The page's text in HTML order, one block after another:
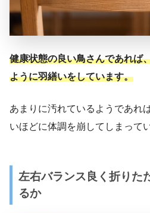
健康状態の良い鳥さんであれば
ように羽繕いをしています。
あまりに汚れているようであれ
いほどに体調を崩してしまって
左右バランス良く折りた
るか